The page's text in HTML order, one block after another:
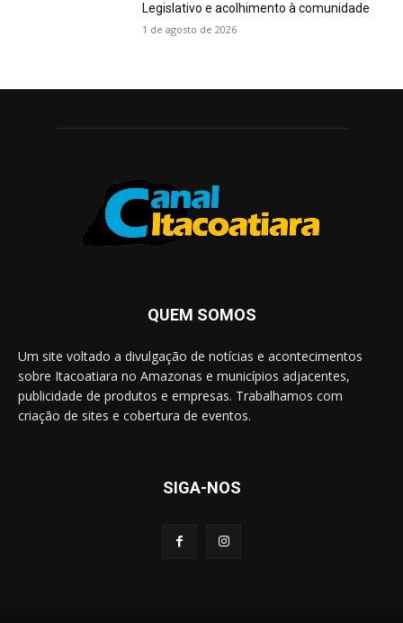
Legislativo e acolhimento à comunidade
1 de agosto de 2026
QUEM SOMOS
Um site voltado a divulgação de notícias e acontecimentos
sobre Itacoatiara no Amazonas e municípios adjacentes,
publicidade de produtos e empresas. Trabalhamos com
criação de sites e cobertura de eventos.
SIGA-NOS